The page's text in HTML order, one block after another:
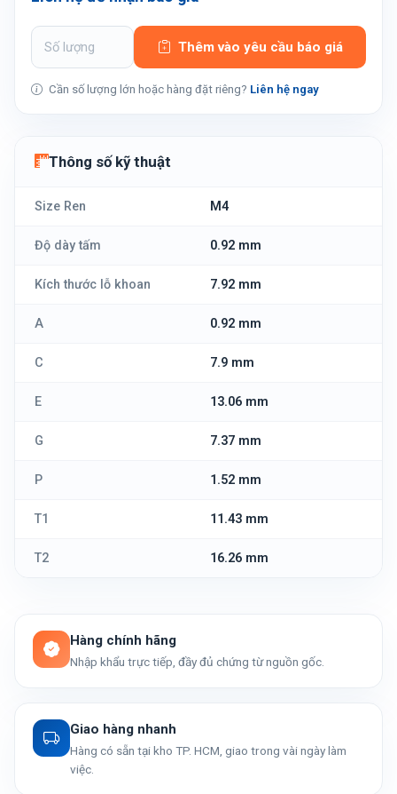
Thêm vào yêu cầu báo giá
Cần số lượng lớn hoặc hàng đặt riêng? Liên hệ ngay
Thông số kỹ thuật
Size Ren M4
Độ dày tấm 0.92 mm
Kích thước lỗ khoan 7.92 mm
A 0.92 mm
C 7.9 mm
E 13.06 mm
G 7.37 mm
P 1.52 mm
T1 11.43 mm
T2 16.26 mm
Hàng chính hãng
Nhập khẩu trực tiếp, đầy đủ chứng từ nguồn gốc.
Giao hàng nhanh
Hàng có sẵn tại kho TP. HCM, giao trong vài ngày làm
việc.